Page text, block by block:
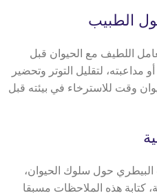
اللطيف مع الحيوان قبل
لتقليل التوتر وتحضير
وقت للاسترخاء في بيئته قبل
البيطري حول سلوك الحيوان،
كتابة هذه الملاحظات مسبقا